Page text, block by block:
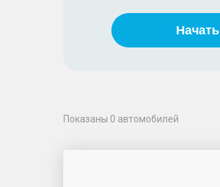
Начать
Показаны 0 автомобилей